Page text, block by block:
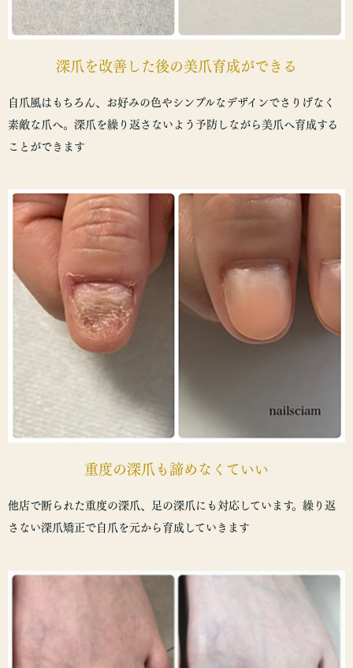
深爪を改善した後の美爪育成ができる
自爪風はもちろん、お好みの色やシンプルなデザインでさりげなく
素敵な爪へ。深爪を繰り返さないよう予防しながら美爪へ育成する
ことができます
重度の深爪も諦めなくていい
他店で断られた重度の深爪、足の深爪にも対応しています。繰り返
さない深爪矯正で自爪を元から育成していきます